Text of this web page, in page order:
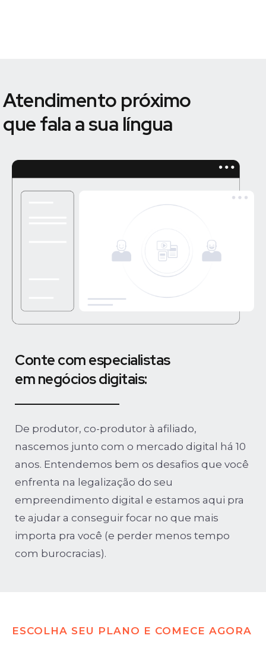
Atendimento próximo
que fala a sua língua
Conte com especialistas
em negócios digitais:
De produtor, co-produtor à afiliado,
nascemos junto com o mercado digital há 10
anos. Entendemos bem os desafios que você
enfrenta na legalização do seu
empreendimento digital e estamos aqui pra
te ajudar a conseguir focar no que mais
importa pra você (e perder menos tempo
com burocracias).
ESCOLHA SEU PLANO E COMECE AGORA